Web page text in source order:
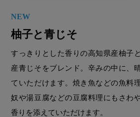
NEW
柚子と青じそ
すっきりとした香りの高知県産柚子
産青じそをブレンド。辛みの中に、
ていただけます。焼き魚などの魚料
奴や湯豆腐などの豆腐料理にもさわ
香りを添えていただけます。